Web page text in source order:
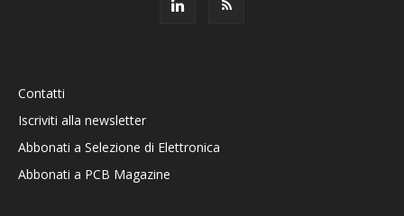
Contatti
Iscriviti alla newsletter
Abbonati a Selezione di Elettronica
Abbonati a PCB Magazine